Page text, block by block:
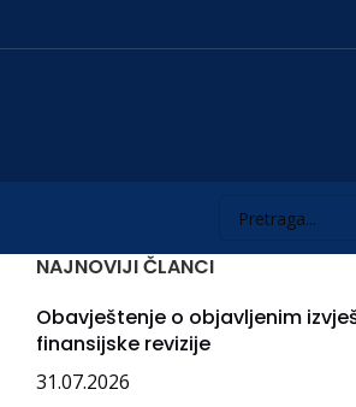
NAJNOVIJI ČLANCI
Obavještenje o objavljenim
finansijske revizije
31.07.2026